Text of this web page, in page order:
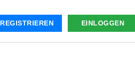
REGISTRIEREN EINLOGGEN